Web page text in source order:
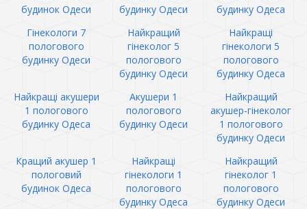
будинок Одеси
будинку Одеси
будинку Одеса
Гінекологи 7
пологового
будинку Одеси
Найкращий
гінеколог 5
пологового
будинку Одеси
Найкращі
гінекологи 5
пологового
будинку Одеса
Найкращі акушери
1 пологового
будинку Одеса
Акушери 1
пологового
будинку Одеси
Найкращий
акушер-гінеколог
1 пологового
будинку Одеси
Кращий акушер 1
пологовий
будинок Одеса
Найкращі
гінекологи 1
пологового
будинку Одеса
Найкращий
гінеколог 1
пологового
будинку Одеси